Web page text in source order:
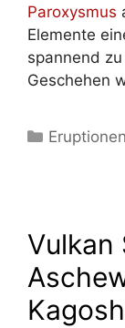
Paroxysmus
Elemente
spannend
Geschehen
Kategorien
Eruptionen
Vulkan